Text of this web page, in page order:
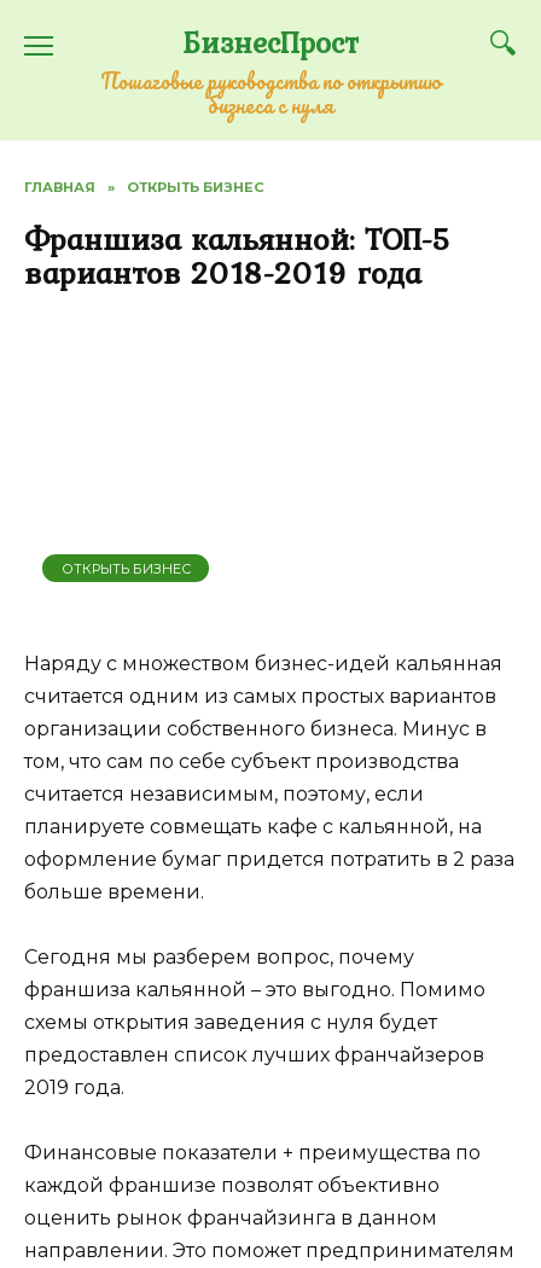
содержанию
БизнесПрост
Пошаговые руководства по открытию
бизнеса с нуля
ГЛАВНАЯ » ОТКРЫТЬ БИЗНЕС
Франшиза кальянной: ТОП-5
вариантов 2018-2019 года
ОТКРЫТЬ БИЗНЕС
Наряду с множеством бизнес-идей кальянная
считается одним из самых простых вариантов
организации собственного бизнеса. Минус в
том, что сам по себе субъект производства
считается независимым, поэтому, если
планируете совмещать кафе с кальянной, на
оформление бумаг придется потратить в 2 раза
больше времени.
Сегодня мы разберем вопрос, почему
франшиза кальянной – это выгодно. Помимо
схемы открытия заведения с нуля будет
предоставлен список лучших франчайзеров
2019 года.
Финансовые показатели + преимущества по
каждой франшизе позволят объективно
оценить рынок франчайзинга в данном
направлении. Это поможет предпринимателям